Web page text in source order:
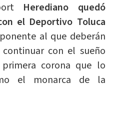
Herediano quedó
el Deportivo Toluca
al que deberán
con el sueño
corona que lo
el monarca de la